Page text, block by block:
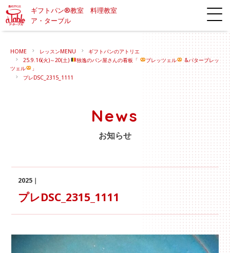
ギフトパン®教室 料理教室
ア・ターブル
HOME レッスンMENU
ギフトパンのアトリエ
25.9.16(火)～20(土)
独逸のパン屋さんの看板「 ブレッツェル
&バターブレッ
ツェル
」
プレDSC_2315_1111
News
お知らせ
2025｜
プレDSC_2315_1111